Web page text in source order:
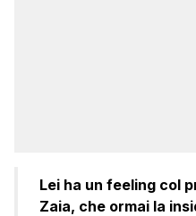
Lei ha un feeling col
Zaia, che ormai la